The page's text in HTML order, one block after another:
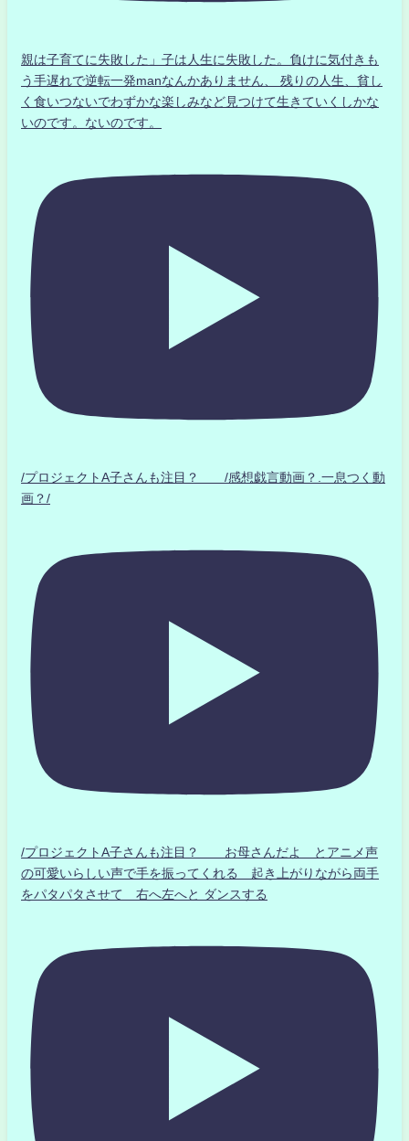
親は子育てに失敗した」子は人生に失敗した。負けに気付きも
う手遅れで逆転一発manなんかありません、 残りの人生、貧し
く食いつないでわずかな楽しみなど見つけて生きていくしかな
いのです。ないのです。
/プロジェクトA子さんも注目？ /感想戯言動画？.一息つく動
画？/
/プロジェクトA子さんも注目？ お母さんだよ とアニメ声
の可愛いらしい声で手を振ってくれる 起き上がりながら両手
をパタパタさせて 右へ左へと ダンスする